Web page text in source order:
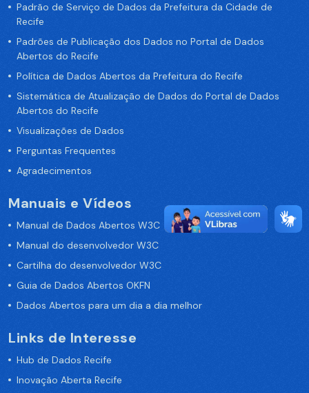
Padrão de Serviço de Dados da Prefeitura da Cidade de
Recife
Padrões de Publicação dos Dados no Portal de Dados
Abertos do Recife
Política de Dados Abertos da Prefeitura do Recife
Sistemática de Atualização de Dados do Portal de Dados
Abertos do Recife
Visualizações de Dados
Perguntas Frequentes
Agradecimentos
Manuais e Vídeos
Manual de Dados Abertos W3C
Manual do desenvolvedor W3C
Cartilha do desenvolvedor W3C
Guia de Dados Abertos OKFN
Dados Abertos para um dia a dia melhor
Links de Interesse
Hub de Dados Recife
Inovação Aberta Recife